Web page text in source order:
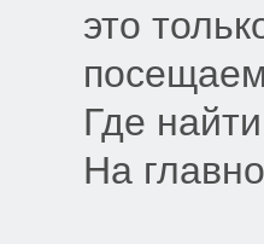
это
Где
На